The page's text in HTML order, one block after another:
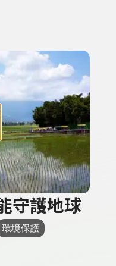
持人或關鍵字
守護地球
環境保護